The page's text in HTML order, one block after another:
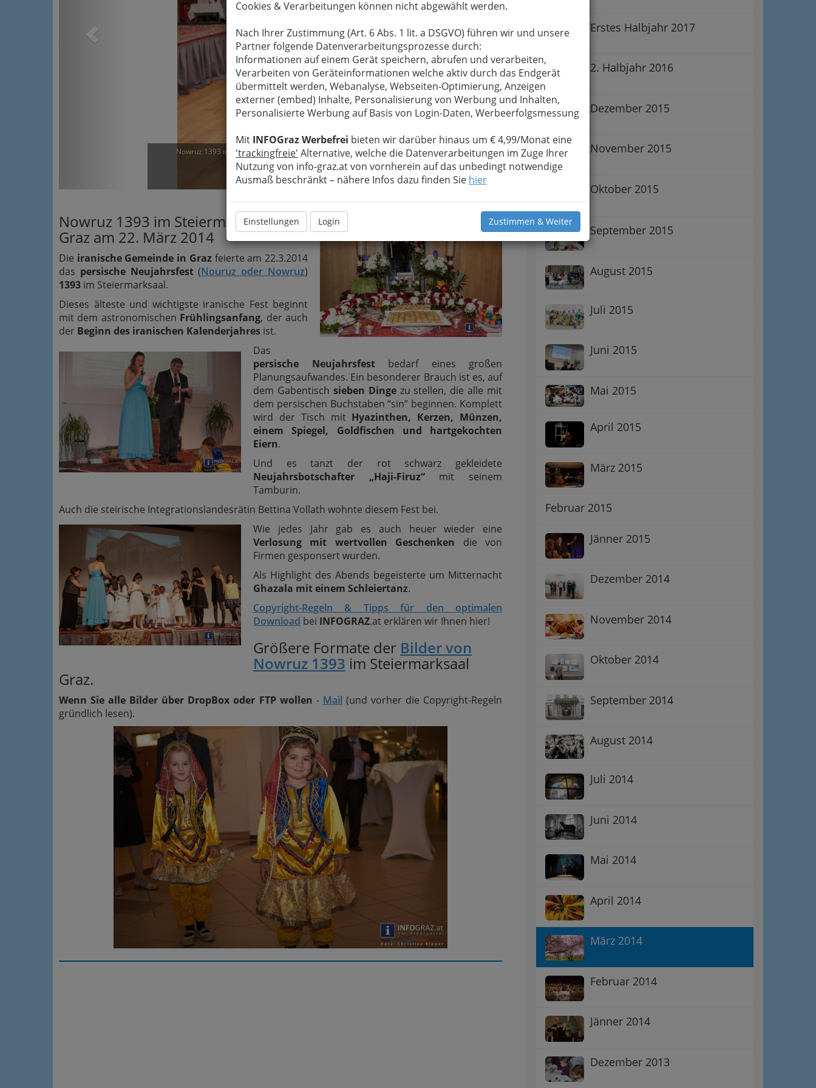
Cookies & Verarbeitungen können nicht abgewählt werden.
Nach Ihrer Zustimmung (Art. 6 Abs. 1 lit. a DSGVO) führen wir und unsere
Partner folgende Datenverarbeitungsprozesse durch:
Informationen auf einem Gerät speichern, abrufen und verarbeiten,
Verarbeiten von Geräteinformationen welche aktiv durch das Endgerät
übermittelt werden, Webanalyse, Webseiten-Optimierung, Anzeigen
externer (embed) Inhalte, Personalisierung von Werbung und Inhalten,
Personalisierte Werbung auf Basis von Login-Daten, Werbeerfolgsmessung
Mit INFOGraz Werbefrei bieten wir darüber hinaus um € 4,99/Monat eine
'trackingfreie' Alternative, welche die Datenverarbeitungen im Zuge Ihrer
Nutzung von info-graz.at von vornherein auf das unbedingt notwendige
Ausmaß beschränkt – nähere Infos dazu finden Sie hier
Einstellungen Login Zustimmen & Weiter
Nowruz 1393 im Steiermarksaal Graz am 22. März 2014 - 001
Vergrößern
Nowruz 1393 im Steiermarksaal
Graz am 22. März 2014
Die iranische Gemeinde in Grazfeierte am 22.3.2014
das persische Neujahrsfest(Nouruz oder Nowruz)
1393 im Steiermarksaal.
Dieses älteste und wichtigste iranische Fest beginnt
mit dem astronomischen Frühlingsanfang, der auch
der Beginn des iranischen Kalenderjahres ist.
Das
persische Neujahrsfestbedarf eines großen
Planungsaufwandes. Ein besonderer Brauch ist es, auf
dem Gabentisch sieben Dingezu stellen, die alle mit
dem persischen Buchstaben “sin” beginnen. Komplett
wird der Tisch mit Hyazinthen, Kerzen, Münzen,
einem Spiegel, Goldfischen und hartgekochten
Eiern.
Und es tanzt der rot schwarz gekleidete
Neujahrsbotschafter „Haji-Firuz“mit seinem
Tamburin.
Auch die steirische Integrationslandesrätin Bettina Vollath wohnte diesem Fest bei.
Wie jedes Jahr gab es auch heuer wieder eine
Verlosung mit wertvollen Geschenken die von
Firmen gesponsert wurden.
Als Highlight des Abends begeisterte um Mitternacht
Ghazala mit einem Schleiertanz.
Copyright-Regeln & Tipps für den optimalen
Download bei INFOGRAZ.at erklären wir Ihnen hier!
Größere Formate der Bilder von
Nowruz 1393 im Steiermarksaal
Graz.
Wenn Sie alle Bilder über DropBox oder FTP wollen - Mail (und vorher die Copyright-Regeln
gründlich lesen).
Erstes Halbjahr 2017
2. Halbjahr 2016
Dezember 2015
November 2015
Oktober 2015
September 2015
August 2015
Juli 2015
Juni 2015
Mai 2015
April 2015
März 2015
Februar 2015
Jänner 2015
Dezember 2014
November 2014
Oktober 2014
September 2014
August 2014
Juli 2014
Juni 2014
Mai 2014
April 2014
März 2014
Februar 2014
Jänner 2014
Dezember 2013